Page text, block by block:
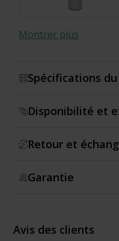
Montrer plus
Spécifications
Disponibilité et
Retour et
Garantie
Avis des clients